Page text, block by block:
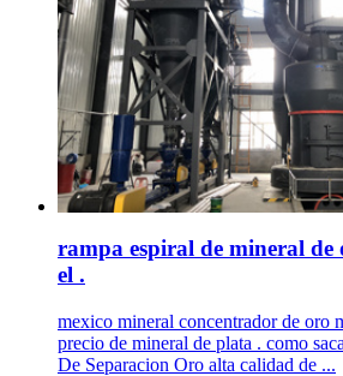
rampa espiral de mineral de
el .
mexico mineral concentrador de oro
precio de mineral de plata . como
De Separacion Oro alta calidad de ...